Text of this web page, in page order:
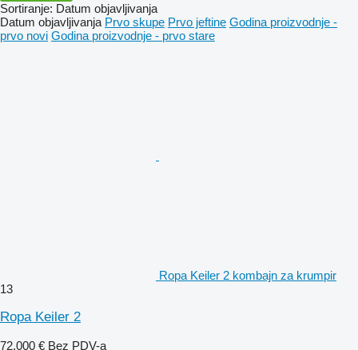
Sortiranje: Datum objavljivanja
Datum objavljivanja Prvo skupe Prvo jeftine Godina proizvodnje -
prvo novi Godina proizvodnje - prvo stare
Ropa Keiler 2 kombajn za krumpir
13
Ropa Keiler 2
72.000 € Bez PDV-a